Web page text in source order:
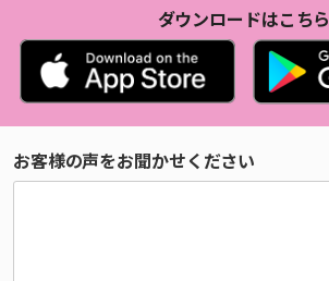
ダウンロードはこちら
お客様の声をお聞かせください